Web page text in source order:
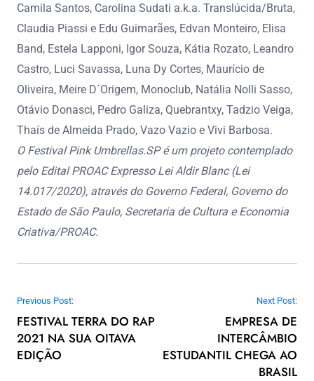
Camila Santos, Carolina Sudati a.k.a. Translúcida/Bruta,
Claudia Piassi e Edu Guimarães, Edvan Monteiro, Elisa
Band, Estela Lapponi, Igor Souza, Kátia Rozato, Leandro
Castro, Luci Savassa, Luna Dy Cortes, Maurício de
Oliveira, Meire D´Origem, Monoclub, Natália Nolli Sasso,
Otávio Donasci, Pedro Galiza, Quebrantxy, Tadzio Veiga,
Thaís de Almeida Prado, Vazo Vazio e Vivi Barbosa.
O Festival Pink Umbrellas.SP é um projeto contemplado
pelo Edital PROAC Expresso Lei Aldir Blanc (Lei
14.017/2020), através do Governo Federal, Governo do
Estado de São Paulo, Secretaria de Cultura e Economia
Criativa/PROAC.
Navegação de Post
Previous Post:
FESTIVAL TERRA DO RAP
2021 NA SUA OITAVA
EDIÇÃO
Next Post:
EMPRESA DE
INTERCÂMBIO
ESTUDANTIL CHEGA AO
BRASIL